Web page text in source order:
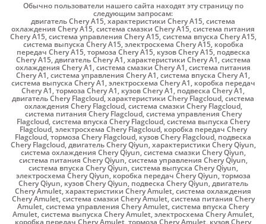
Обычно пользователи нашего сайта находят эту страницу по
следующим запросам:
двигатель Chery A15,характеристики Chery A15,система
охлаждения Chery A15,система смазки Chery A15,система питания
Chery A15,система управления Chery A15,система впуска Chery A15,
система выпуска Chery A15,электросхема Chery A15, коробка
передач Chery A15,тормоза Chery A15, кузов Chery A15, подвеска
Chery A15,двигатель Chery A1,характеристики Chery A1,система
охлаждения Chery A1,система смазки Chery A1,система питания
Chery A1,система управления Chery A1,система впуска Chery A1,
система выпуска Chery A1,электросхема Chery A1, коробка передач
Chery A1,тормоза Chery A1, кузов Chery A1,подвеска Chery A1,
двигатель Chery Flagcloud,характеристики Chery Flagcloud,система
охлаждения Chery Flagcloud,система смазки Chery Flagcloud,
система питания Chery Flagcloud,система управления Chery
Flagcloud,система впуска Chery Flagcloud,система выпуска Chery
Flagcloud,электросхема Chery Flagcloud, коробка передач Chery
Flagcloud,тормоза Chery Flagcloud,кузов Chery Flagcloud, подвеска
Chery Flagcloud,двигатель Chery Qiyun,характеристики Chery Qiyun,
система охлаждения Chery Qiyun,система смазки Chery Qiyun,
система питания Chery Qiyun,система управления Chery Qiyun,
система впуска Chery Qiyun,система выпуска Chery Qiyun,
электросхема Chery Qiyun, коробка передач Chery Qiyun,тормоза
Chery Qiyun, кузов Chery Qiyun, подвеска Chery Qiyun,двигатель
Chery Amulet,характеристики Chery Amulet,система охлаждения
Chery Amulet,система смазки Chery Amulet,система питания Chery
Amulet,система управления Chery Amulet,система впуска Chery
Amulet,система выпуска Chery Amulet,электросхема Chery Amulet,
коробка передач Chery Amulet,тормоза Chery Amulet, кузов Chery